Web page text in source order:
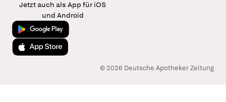
Jetzt auch als App für iOS
und Android
Jetzt bei Google Play
Laden im App Store
© 2026 Deutsche Apotheker Zeitung